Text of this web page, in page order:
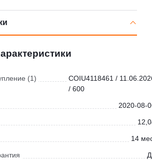
(1)
COIU4118461 /
/ 600
2020-08-
14